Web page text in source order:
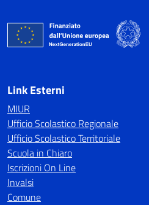
Link Esterni
MIUR
Ufficio Scolastico Regionale
Ufficio Scolastico Territoriale
Scuola in Chiaro
Iscrizioni On Line
Invalsi
Comune